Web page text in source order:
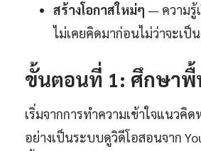
สร้างโอกาสใหม่ๆ — ความรู้
ไม่เคยคิดมาก่อนไม่ว่าจะเป็
ขั้นตอนที่ 1: ศึกษา
เริ่มจากการทำความเข้าใจแนวคิ
อย่างเป็นระบบดูวิดีโอสอนจาก